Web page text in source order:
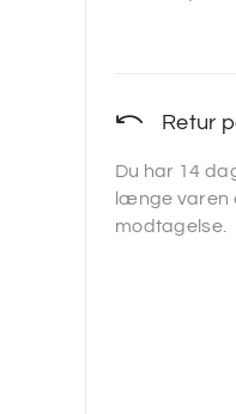
Retur
Du har 14
længe varen
modtagelse.